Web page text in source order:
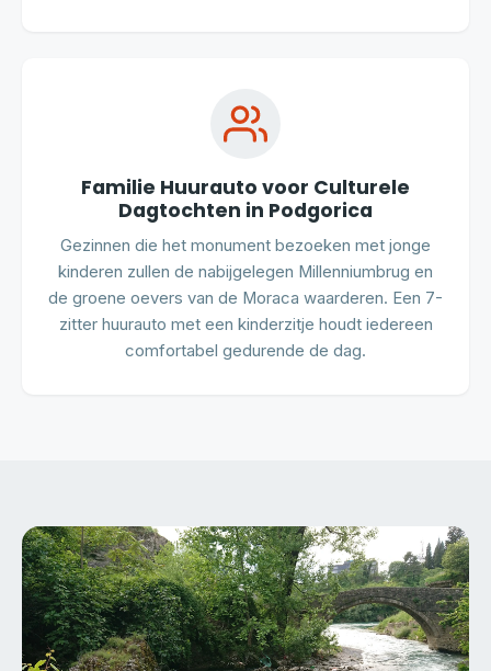
Familie Huurauto voor Culturele
Dagtochten in Podgorica
Gezinnen die het monument bezoeken met jonge
kinderen zullen de nabijgelegen Millenniumbrug en
de groene oevers van de Moraca waarderen. Een 7-
zitter huurauto met een kinderzitje houdt iedereen
comfortabel gedurende de dag.